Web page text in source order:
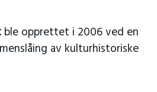
ble opprettet i 2006 ved en
av kulturhistoriske